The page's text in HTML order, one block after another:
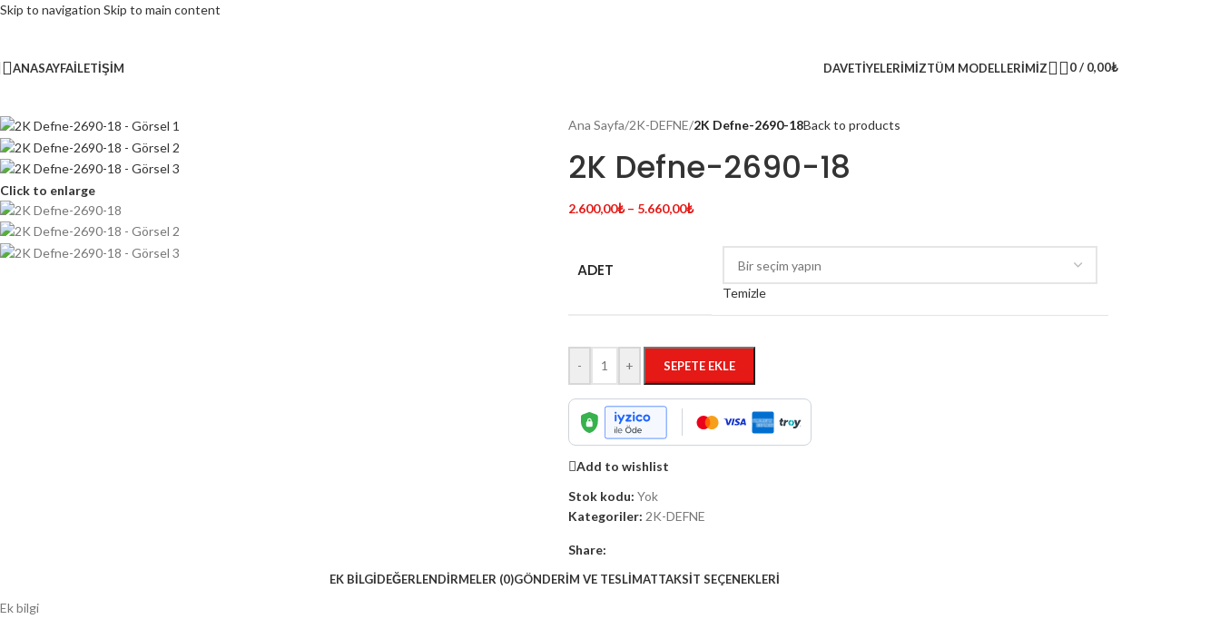
Skip to navigation Skip to main content
ANASAYFAİLETIŞIM DAVETIYELERIMIZTÜM MODELLERIMIZ 0/ 0,00₺
Click to enlarge
Ana Sayfa/2K-DEFNE/2K Defne-2690-18Back to products
2K Defne-2690-18
2.600,00₺ – 5.660,00₺
ADET
Temizle
- + SEPETE EKLE
Add to wishlist
Stok kodu: Yok
Kategoriler: 2K-DEFNE
Share:
EK BILGIDEĞERLENDIRMELER (0)GÖNDERIM VE TESLIMATTAKSIT SEÇENEKLERI
Ek bilgi